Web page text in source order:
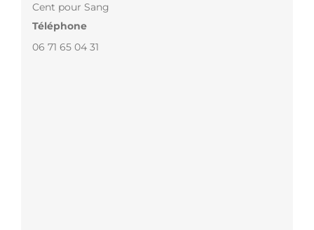
Cent pour Sang
Téléphone
06 71 65 04 31